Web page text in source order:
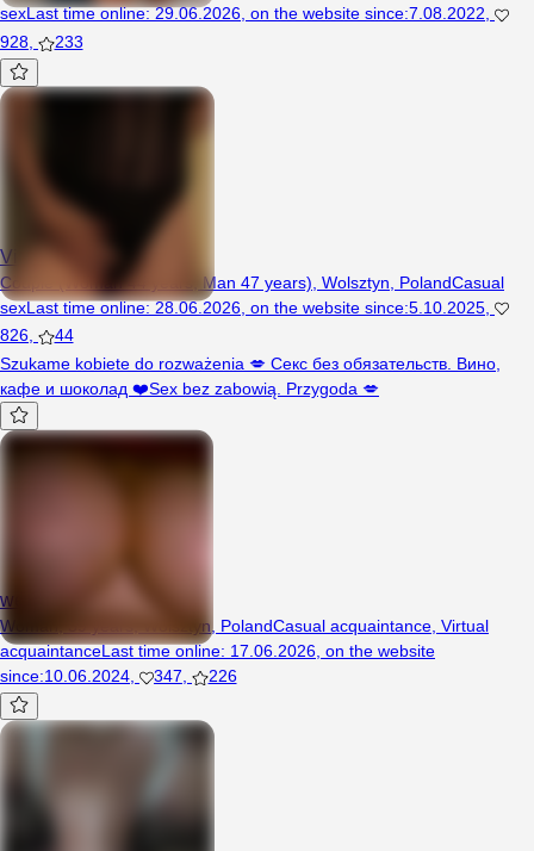
sexLast time online:29.06.2026, on the website since:7.08.2022,
928
233
Vikiend
Couple (Woman 44 years, Man 47 years), Wolsztyn, PolandCasual
sexLast time online:28.06.2026 on the website since:5.10.2025
826,
44
Szukame kobiete do rozważenia 💋 Секс без обязательств. Вино,
кафе и шоколад ❤️Sex bez zabowią. Przygoda 💋
wesoladupcia861202
Woman, 39 years, Wolsztyn, PolandCasual acquaintance Virtual
acquaintanceLast time online: 17.06.2026 on the website
since:10.06.2024 347 226